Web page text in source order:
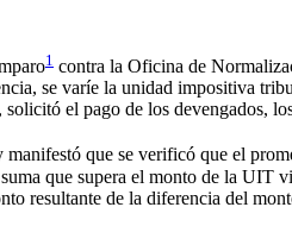
1 contra la Oficina de
se varíe la unidad impositiva
el pago de los devengados,
manifestó que se verificó que el
que supera el monto de la
resultante de la diferencia del